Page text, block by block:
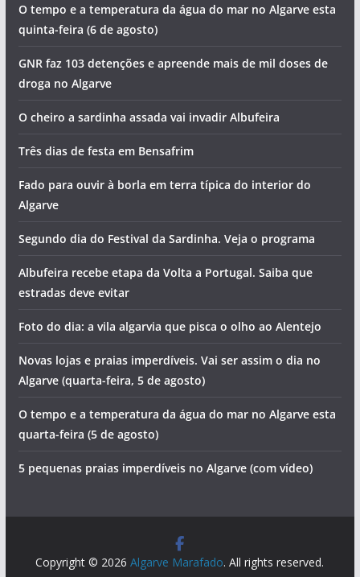
O tempo e a temperatura da água do mar no Algarve esta
quinta-feira (6 de agosto)
GNR faz 103 detenções e apreende mais de mil doses de
droga no Algarve
O cheiro a sardinha assada vai invadir Albufeira
Três dias de festa em Bensafrim
Fado para ouvir à borla em terra típica do interior do
Algarve
Segundo dia do Festival da Sardinha. Veja o programa
Albufeira recebe etapa da Volta a Portugal. Saiba que
estradas deve evitar
Foto do dia: a vila algarvia que pisca o olho ao Alentejo
Novas lojas e praias imperdíveis. Vai ser assim o dia no
Algarve (quarta-feira, 5 de agosto)
O tempo e a temperatura da água do mar no Algarve esta
quarta-feira (5 de agosto)
5 pequenas praias imperdíveis no Algarve (com vídeo)
Copyright © 2026Algarve Marafado. All rights reserved.